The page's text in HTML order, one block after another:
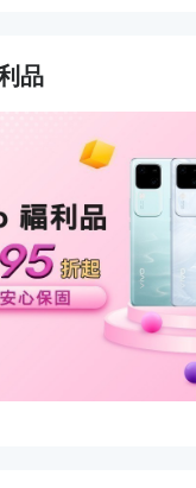
品